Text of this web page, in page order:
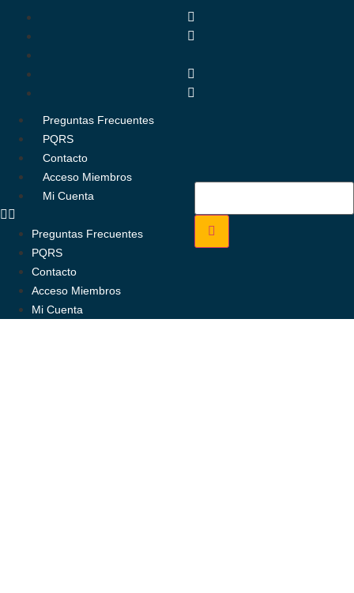
Preguntas Frecuentes
PQRS
Contacto
Acceso Miembros
Mi Cuenta
Preguntas Frecuentes
PQRS
Contacto
Acceso Miembros
Mi Cuenta